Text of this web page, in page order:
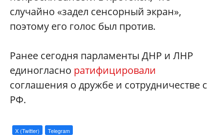
случайно «задел сенсорный экран»,
поэтому его голос был против.
Ранее сегодня парламенты ДНР и ЛНР
единогласно ратифицировали
соглашения о дружбе и сотрудничестве с
РФ.
X (Twitter) Telegram